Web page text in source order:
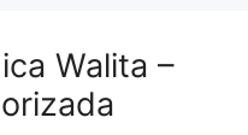
Walita –